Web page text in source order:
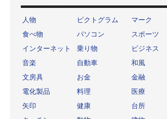
人物 ピクトグラム
マーク
食べ物
パソコン
スポーツ
インターネット
乗り物
ビジネス
音楽
自動車
和風
文房具
お金
金融
電化製品
料理
医療
矢印
健康
台所